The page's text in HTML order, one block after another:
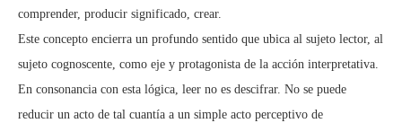
comprender, producir significado, crear.
Este concepto encierra un profundo sentido que ubica al sujeto lector, al
sujeto cognoscente, como eje y protagonista de la acción interpretativa.
En consonancia con esta lógica, leer no es descifrar. No se puede
reducir un acto de tal cuantía a un simple acto perceptivo de